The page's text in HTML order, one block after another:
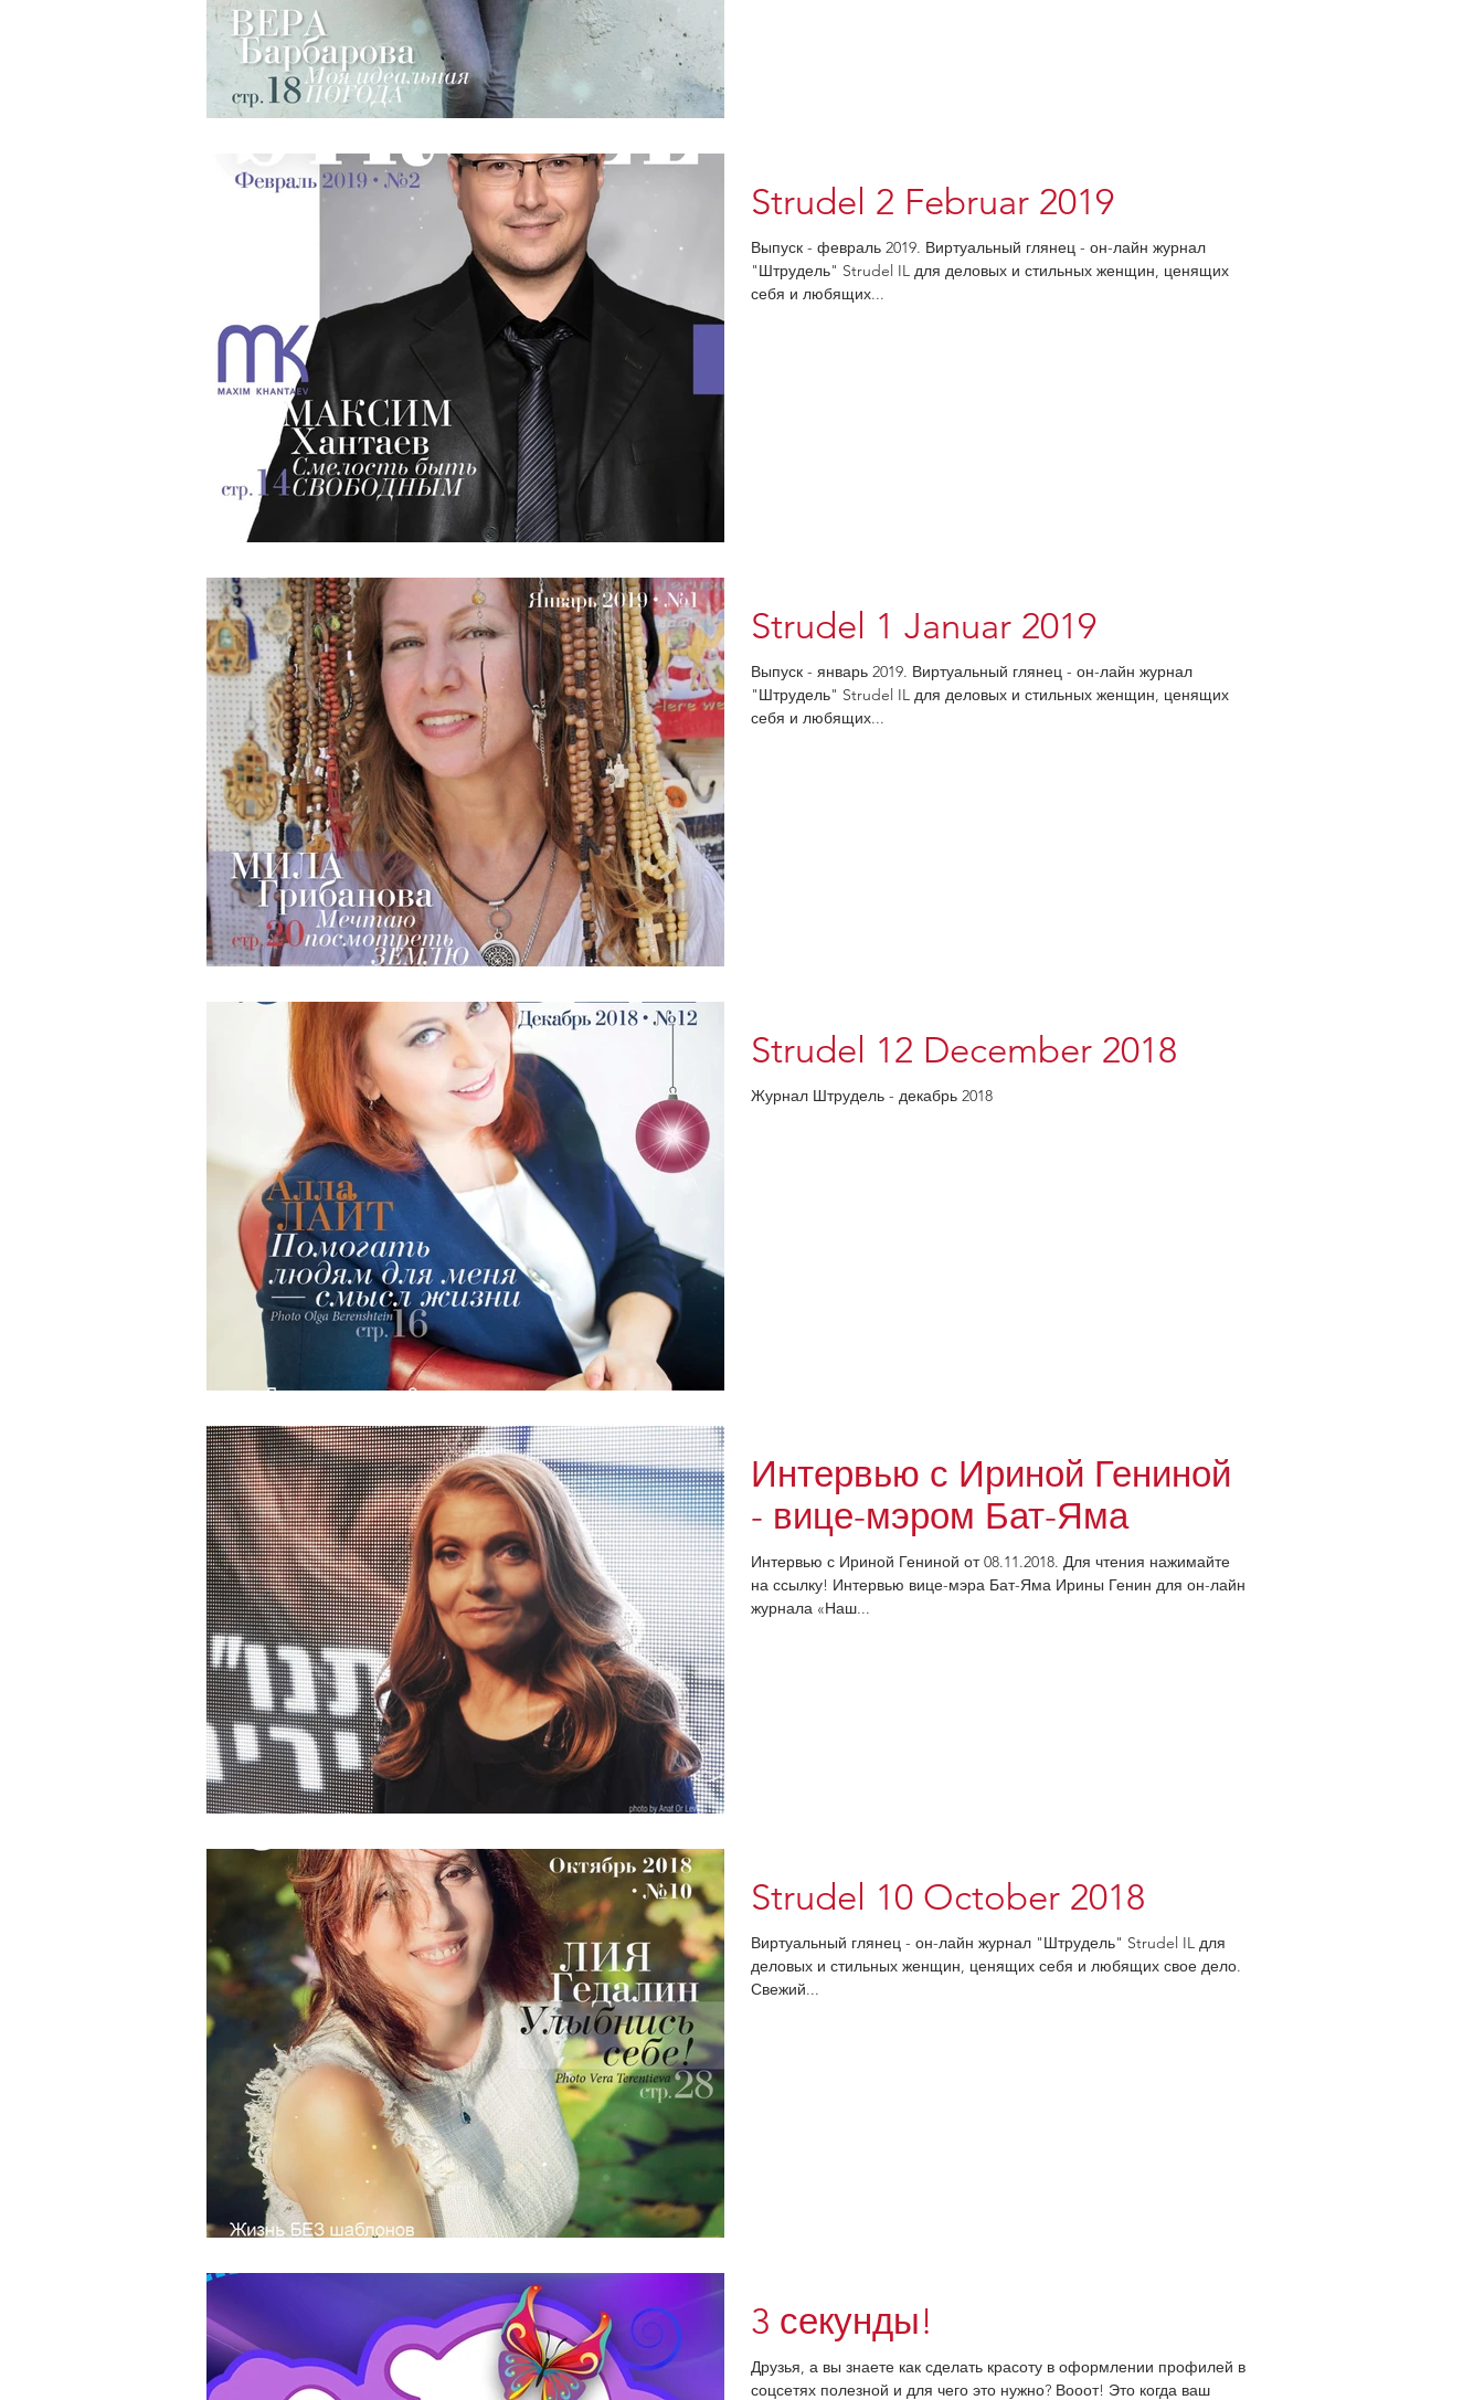
Strudel 2 Februar 2019
Выпуск - февраль 2019. Виртуальный глянец - он-лайн журнал
"Штрудель" Strudel IL для деловых и стильных женщин, ценящих
себя и любящих...
Strudel 1 Januar 2019
Выпуск - январь 2019. Виртуальный глянец - он-лайн журнал
"Штрудель" Strudel IL для деловых и стильных женщин, ценящих
себя и любящих...
Strudel 12 December 2018
Журнал Штрудель - декабрь 2018
Интервью с Ириной Гениной
- вице-мэром Бат-Яма
Интервью с Ириной Гениной от 08.11.2018. Для чтения нажимайте
на ссылку! Интервью вице-мэра Бат-Яма Ирины Генин для он-лайн
журнала «Наш...
Strudel 10 October 2018
Виртуальный глянец - он-лайн журнал "Штрудель" Strudel IL для
деловых и стильных женщин, ценящих себя и любящих свое дело.
Свежий...
3 секунды!
Друзья, а вы знаете как сделать красоту в оформлении профилей в
соцсетях полезной и для чего это нужно? Вооот! Это когда ваш